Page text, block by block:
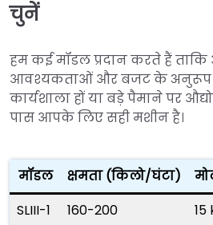
चुनें
हम कई मॉडल प्रदान करते हैं ताकि
आवश्यकताओं और बजट के अनुरूप
कार्यशाला हों या बड़े पैमाने पर
पास आपके लिए सही मशीन है।
मॉडल क्षमता (किलो/घंटा)
SLIII-1
160-200 15